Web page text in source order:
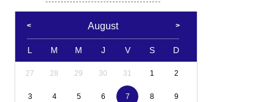
August
L M M J V S D
27 28 29 30 31 1 2
3 4 5 6 7 8 9